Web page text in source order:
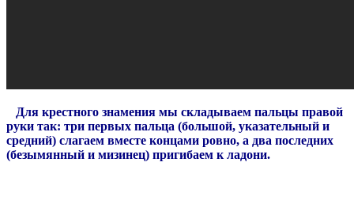
Для крестного знамения мы складываем пальцы правой
руки так: три первых пальца (большой, указательный и
средний) слагаем вместе концами ровно, а два последних
(безымянный и мизинец) пригибаем к ладони.